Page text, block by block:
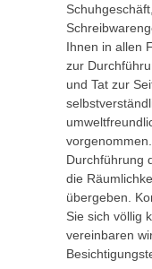
Ihnen in allen
zur
und Tat zur
Durchführung
die
übergeben.
Sie sich völlig
vereinbaren